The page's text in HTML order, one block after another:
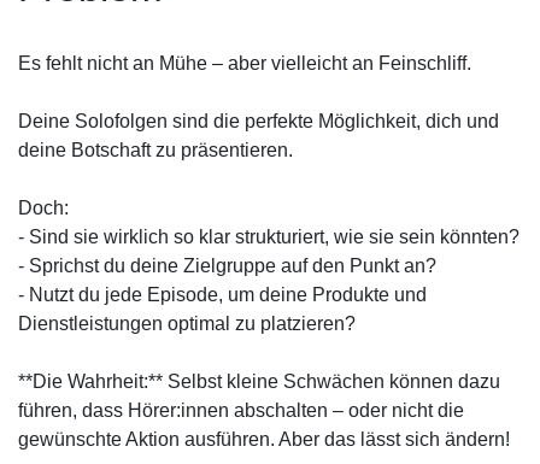
Es fehlt nicht an Mühe – aber vielleicht an Feinschliff.
Deine Solofolgen sind die perfekte Möglichkeit, dich und
deine Botschaft zu präsentieren.
Doch:
- Sind sie wirklich so klar strukturiert, wie sie sein könnten?
- Sprichst du deine Zielgruppe auf den Punkt an?
- Nutzt du jede Episode, um deine Produkte und
Dienstleistungen optimal zu platzieren?
**Die Wahrheit:** Selbst kleine Schwächen können dazu
führen, dass Hörer:innen abschalten – oder nicht die
gewünschte Aktion ausführen. Aber das lässt sich ändern!